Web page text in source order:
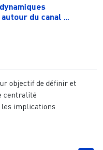
du canal ...
objectif de définir et
centralité
implications